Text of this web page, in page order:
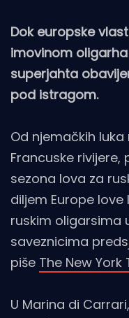
Dok europske
imovinom
superjahta
pod istragom.
Od njemačkih
Francuske
sezona lova za
diljem Europe
ruskim oligarsima
saveznicima
piše The New York
U Marina di